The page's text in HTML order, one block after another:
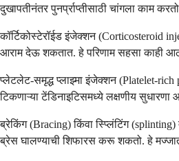
दुखापतीनंतर पुनर्प्राप्तीसाठी चांगला काम
कॉर्टिकोस्टेरॉईड इंजेक्शन (Corticosteroid
आराम देऊ शकतात. हे परिणाम सहसा काही
प्लेटलेट-समृद्ध प्लाझ्मा इंजेक्शन (Platelet-rich
टिकणाऱ्या टेंडिनाइटिसमध्ये लक्षणीय
ब्रेकिंग (Bracing) किंवा स्प्लिंटिंग
ब्रेस घालण्याची शिफारस करू शकतो. हे